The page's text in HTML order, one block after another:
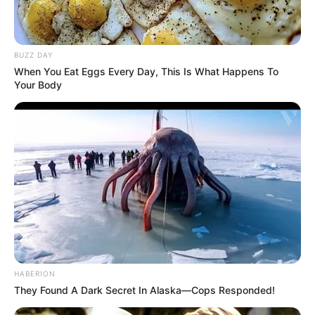
YouTube:Amel Alvi Official
Tinggi, Berat & Penampilan Fisik
Tinggi: – cm
Berat: – kg
Warna Rambut: Hitam
Warna Mata: Hitam
Warna Kulit: Putih
Ukuran Tubuh: –
Ukuran Sepatu: –
Ukuran Baju: –
BUZZ DAY
When You Eat Eggs Every Day, This Is What Happens To
Your Body
HABERION
They Found A Dark Secret In Alaska—Cops Responded!